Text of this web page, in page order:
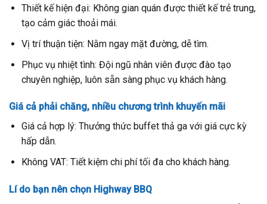
Thiết kế hiện đại: Không gian quán được thiết kế trẻ trung,
tạo cảm giác thoải mái.
Vị trí thuận tiện: Nằm ngay mặt đường, dễ tìm.
Phục vụ nhiệt tình: Đội ngũ nhân viên được đào tạo
chuyên nghiệp, luôn sẵn sàng phục vụ khách hàng.
Giá cả phải chăng, nhiều chương trình khuyến mãi
Giá cả hợp lý: Thưởng thức buffet thả ga với giá cực kỳ
hấp dẫn.
Không VAT: Tiết kiệm chi phí tối đa cho khách hàng.
Lí do bạn nên chọn Highway BBQ